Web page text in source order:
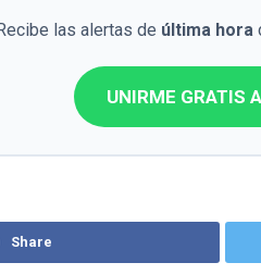
las alertas de última hora
UNIRME GRATIS
Share